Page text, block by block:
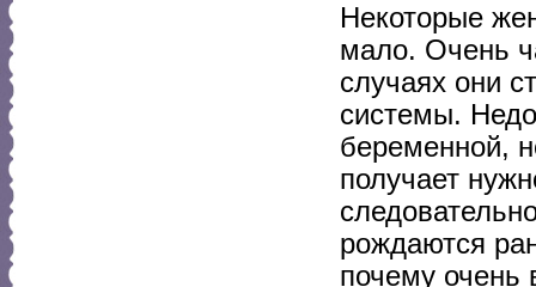
Некоторые
мало. Очень
случаях они
системы.
беременной,
получает
рождаются
почему очень